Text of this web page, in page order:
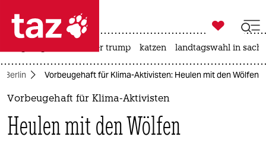
 taz zahl ich
taz zahl ich
themen
politik

taz zahl ich
usa unter trump katzen landtagswahl in
Berlin Vorbeugehaft für Klima-Aktivisten: Heulen mit den Wölfen
Vorbeugehaft für Klima-Aktivisten
Heulen mit den Wölfen